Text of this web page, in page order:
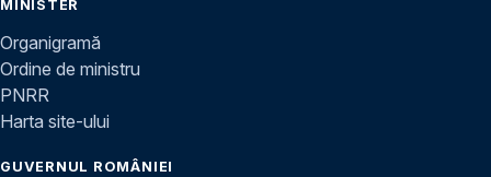
MINISTER
Organigramă
Ordine de ministru
PNRR
Harta site-ului
GUVERNUL ROMÂNIEI